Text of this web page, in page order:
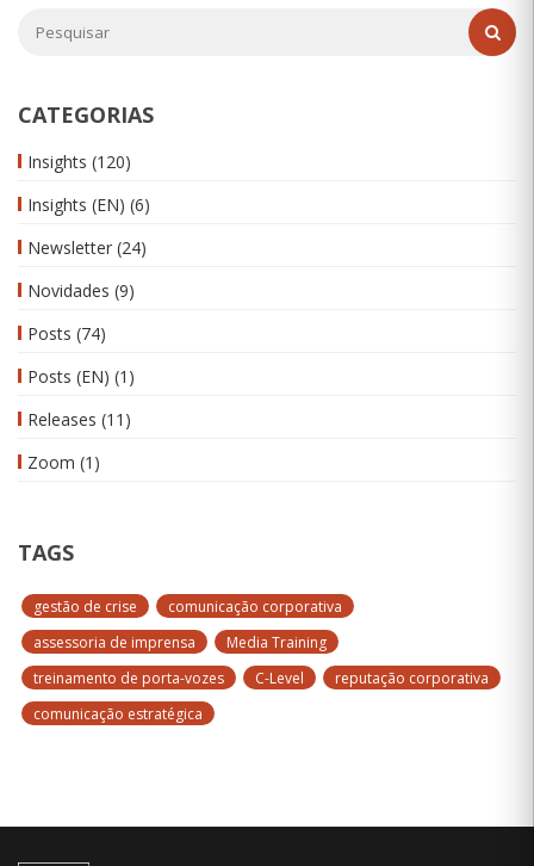
CATEGORIAS
Insights (120)
Insights (EN) (6)
Newsletter (24)
Novidades (9)
Posts (74)
Posts (EN) (1)
Releases (11)
Zoom (1)
TAGS
gestão de crise
comunicação corporativa
assessoria de imprensa
Media Training
treinamento de porta-vozes
C-Level
reputação corporativa
comunicação estratégica